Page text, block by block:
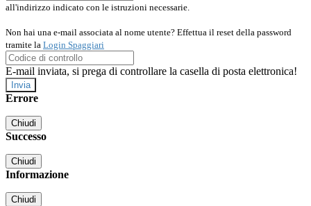
all'indirizzo indicato con le istruzioni necessarie.
Non hai una e-mail associata al nome utente? Effettua il reset della password
tramite la Login Spaggiari
E-mail inviata, si prega di controllare la casella di posta elettronica!
Errore
Chiudi
Successo
Chiudi
Informazione
Chiudi